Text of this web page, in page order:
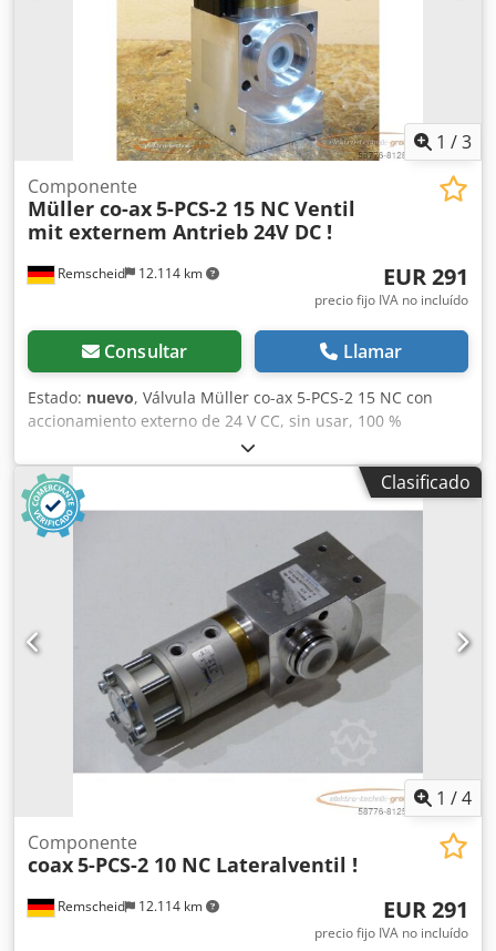
1 /3
Remscheid 12.114 km
Componente
Müller co-ax5-PCS-2 15 NC Ventil
mit externem Antrieb 24V DC !
EUR 291
precio fijo IVA no incluído
Consultar Llamar
Estado: nuevo, Válvula Müller co-ax 5-PCS-2 15 NC con
accionamiento externo de 24 V CC, sin usar, 100 %
operativa, el alcance del suministro se corresponde con las
fotos. Dedpji Eb Tdsfx Ai Iekr
Clasificado
1 /4
Remscheid 12.114 km
Componente
coax5-PCS-2 10 NC Lateralventil !
EUR 291
precio fijo IVA no incluído